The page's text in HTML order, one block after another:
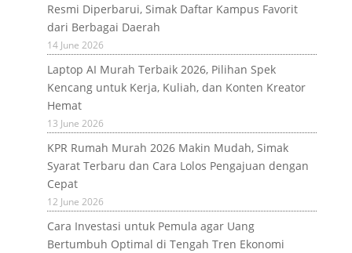
Resmi Diperbarui, Simak Daftar Kampus Favorit
dari Berbagai Daerah
14 June 2026
Laptop AI Murah Terbaik 2026, Pilihan Spek
Kencang untuk Kerja, Kuliah, dan Konten Kreator
Hemat
13 June 2026
KPR Rumah Murah 2026 Makin Mudah, Simak
Syarat Terbaru dan Cara Lolos Pengajuan dengan
Cepat
12 June 2026
Cara Investasi untuk Pemula agar Uang
Bertumbuh Optimal di Tengah Tren Ekonomi